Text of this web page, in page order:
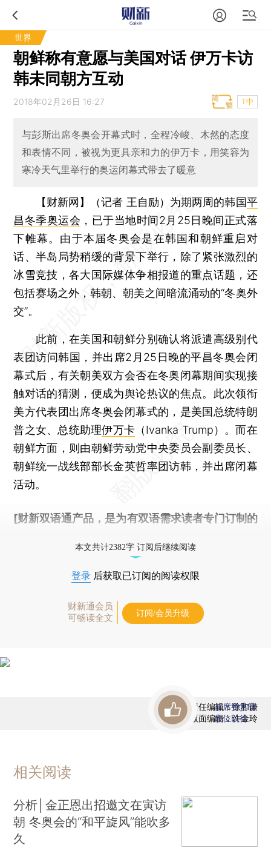
世界
朝鲜称有意愿与美国对话 伊万卡访
韩未同朝方互动
2018年02月26日 16:27 T中
与彭斯出席冬奥会开幕式时，全程冷峻、木然的态度
和表情不同，被视为更具亲和力的伊万卡，用笑容为
寒冷天气里举行的奥运闭幕式带去了暖意
【财新网】（记者 王自励） 为期两周的韩国平
昌冬季奥运会 ，已于当地时间2月25日晚间正式落
下帷幕。由于本届冬奥会是在韩国和朝鲜重启对
话、半岛局势稍缓的背景下举行，除了紧张激烈的
冰雪竞技，各大国际媒体争相报道的重点话题，还
包括赛场之外，韩朝、朝美之间暗流涌动的“冬奥外
交”。
此前，在美国和朝鲜分别确认将派遣高级别代
表团访问韩国，并出席2月25日晚的平昌冬奥会闭
幕式后，有关朝美双方会否在冬奥闭幕期间实现接
触对话的猜测，便成为舆论热议的焦点。此次领衔
美方代表团出席冬奥会闭幕式的，是美国总统特朗
普之女、总统助理伊万卡 （Ivanka Trump）。而在
朝鲜方面，则由朝鲜劳动党中央委员会副委员长、
朝鲜统一战线部部长金英哲率团访韩，并出席闭幕
活动。
[财新双语通产品，是为有双语需求读者专门订制的
本文共计2382字 订阅后继续阅读
登录 后获取已订阅的阅读权限
财新通会员
可畅读全文
订阅/会员升级
责任编辑：徐和谦
版面编辑：许金玲
首席赞赏官
虚位以待
相关阅读
分析│金正恩出招邀文在寅访
朝 冬奥会的“和平旋风”能吹多
久